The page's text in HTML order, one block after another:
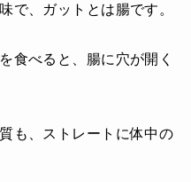
で、ガットとは腸です。
食べると、腸に穴が開く
も、ストレートに体中の